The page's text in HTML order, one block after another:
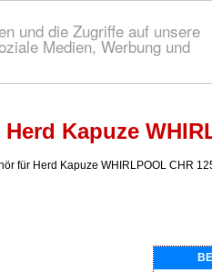
und die Zugriffe auf unsere
Medien, Werbung und
Kapuze
für Herd Kapuze WHIRLPOOL CHR